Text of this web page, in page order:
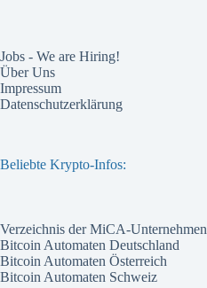
Jobs - We are Hiring!
Über Uns
Impressum
Datenschutzerklärung
Beliebte Krypto-Infos:
Verzeichnis der MiCA-Unternehmen
Bitcoin Automaten Deutschland
Bitcoin Automaten Österreich
Bitcoin Automaten Schweiz